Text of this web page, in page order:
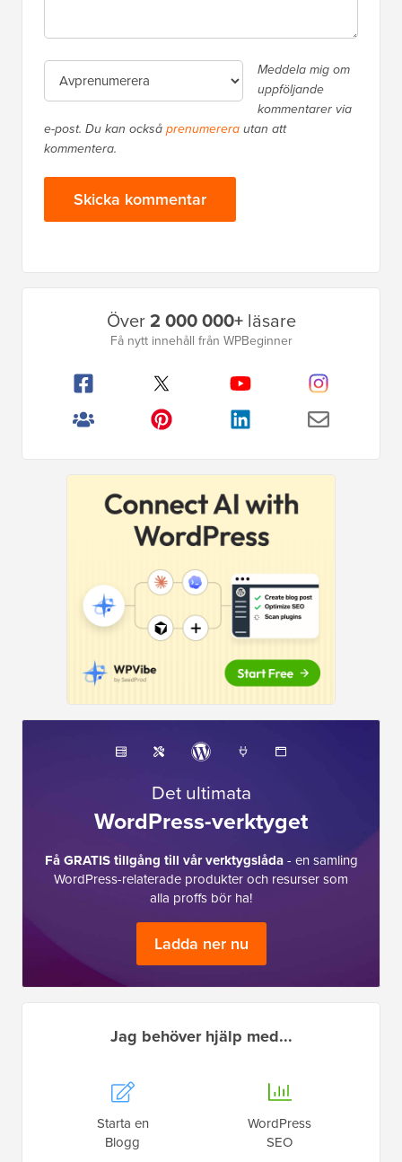
Meddela mig om
uppföljande
kommentarer via
e-post. Du kan ocksåprenumererautan att
kommentera.
Över2 000 000+läsare
Få nytt innehåll från WPBeginner
Det ultimata
WordPress-verktyget
Få GRATIS tillgång till vår verktygslåda- en samling
WordPress-relaterade produkter och resurser som
alla proffs bör ha!
Ladda ner nu
Jag behöver hjälp med...
Starta en
Blogg
WordPress
SEO